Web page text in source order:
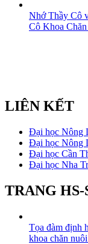
Nhớ Thầy Cô
Cô Khoa
LIÊN KẾT
Đại học Nông
Đại học Nông
Đại học Cần
Đại học Nha
TRANG HS-
Tọa đàm định
khoa chăn